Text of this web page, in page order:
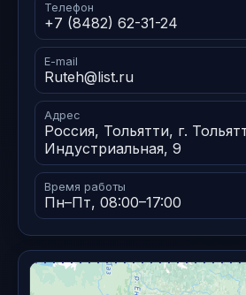
Телефон
+7 (8482) 62-31-24
E-mail
Ruteh@list.ru
Адрес
Россия, Тольятти, г.
Индустриальная, 9
Время работы
Пн–Пт, 08:00–17:00